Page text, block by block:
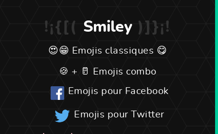
Smiley
Emojis classiques
Emojis combo
Emojis pour Facebook
Emojis pour Twitter